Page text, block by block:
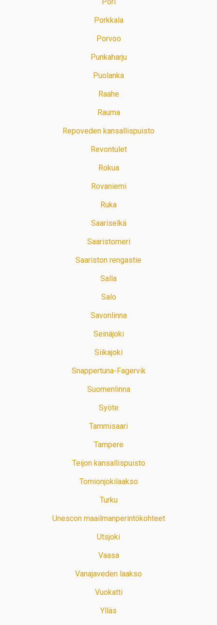
Porkkala
Porvoo
Punkaharju
Puolanka
Raahe
Rauma
Repoveden kansallispuisto
Revontulet
Rokua
Rovaniemi
Ruka
Saariselkä
Saaristomeri
Saariston rengastie
Salla
Salo
Savonlinna
Seinäjoki
Siikajoki
Snappertuna-Fagervik
Suomenlinna
Syöte
Tammisaari
Tampere
Teijon kansallispuisto
Tornionjokilaakso
Turku
Unescon maailmanperintökohteet
Utsjoki
Vaasa
Vanajaveden laakso
Vuokatti
Ylläs